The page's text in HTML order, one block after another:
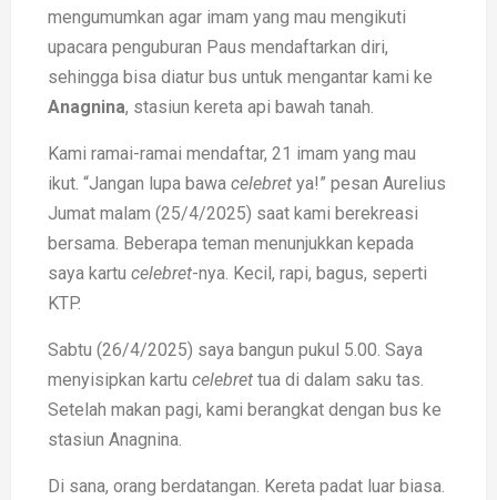
mengumumkan agar imam yang mau mengikuti
upacara penguburan Paus mendaftarkan diri,
sehingga bisa diatur bus untuk mengantar kami ke
Anagnina, stasiun kereta api bawah tanah.
Kami ramai-ramai mendaftar, 21 imam yang mau
ikut. “Jangan lupa bawa celebret ya!” pesan Aurelius
Jumat malam (25/4/2025) saat kami berekreasi
bersama. Beberapa teman menunjukkan kepada
saya kartu celebret-nya. Kecil, rapi, bagus, seperti
KTP.
Sabtu (26/4/2025) saya bangun pukul 5.00. Saya
menyisipkan kartu celebret tua di dalam saku tas.
Setelah makan pagi, kami berangkat dengan bus ke
stasiun Anagnina.
Di sana, orang berdatangan. Kereta padat luar biasa.